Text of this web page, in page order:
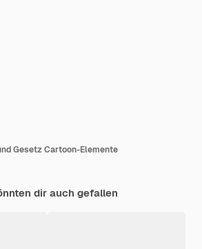
Gesetz Cartoon-Elemente
dir auch gefallen